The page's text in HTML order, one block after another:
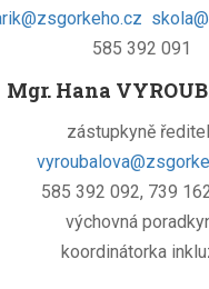
585 392 091
Mgr. Hana
zástupkyně
585 392 092, 739
výchovná
koordinátorka